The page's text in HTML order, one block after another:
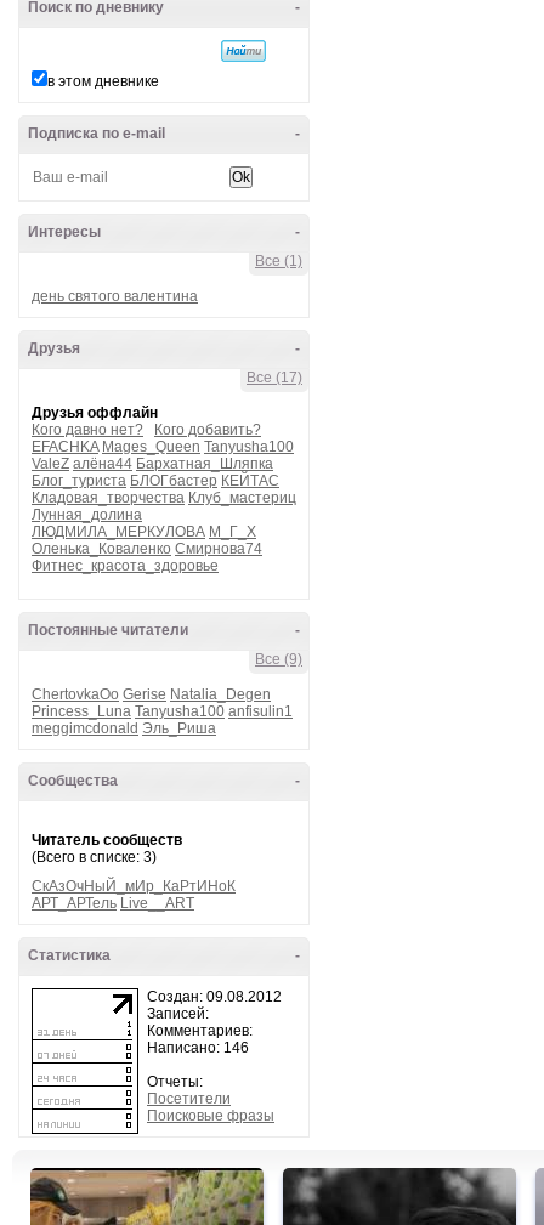
-
Поиск по дневнику
в этом дневнике
-
Подписка по e-mail
-
Интересы
Все (1)
день святого валентина
-
Друзья
Все (17)
Друзья оффлайн
Кого давно нет?
Кого добавить?
EFACHKA Mages_Queen Tanyusha100
ValeZ алёна44 Бархатная_Шляпка
Блог_туриста БЛОГбастер КЕЙТАС
Кладовая_творчества Клуб_мастериц
Лунная_долина
ЛЮДМИЛА_МЕРКУЛОВА М_Г_Х
Оленька_Коваленко Смирнова74
Фитнес_красота_здоровье
-
Постоянные читатели
Все (9)
ChertovkaOo Gerise Natalia_Degen
Princess_Luna Tanyusha100 anfisulin1
meggimcdonald Эль_Риша
-
Сообщества
Читатель сообществ
(Всего в списке: 3)
СкАзОчНыЙ_мИр_КаРтИНоК
АРТ_АРТель Live__ART
-
Статистика
Создан: 09.08.2012
Записей:
Комментариев:
Написано: 146
Отчеты:
Посетители
Поисковые фразы